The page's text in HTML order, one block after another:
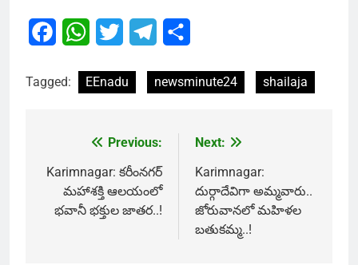
FacebookWhatsApp
Twitter Telegram
Tagged: EEnadu newsminute24 shailaja
navigation
Previous:
Karimnagar: కరీంనగర్
మహాశక్తి ఆలయంలో
భవానీ భక్తుల జాతర..!
Next:
Karimnagar:
దుర్గాదేవిగా అమ్మవారు..
జోరువానలో మహిళల
బతుకమ్మ..!